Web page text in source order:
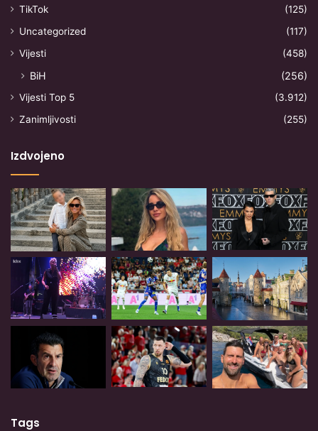
TikTok
(125)
Uncategorized
(117)
Vijesti
(458)
BiH (256)
Vijesti Top 5
(3.912)
Zanimljivosti
(255)
Izdvojeno
Tags